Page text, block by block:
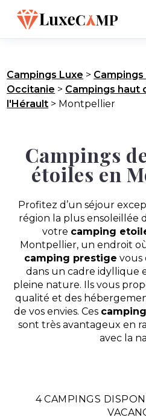
Campings Luxe >
Occitanie > Campings haut
l'Hérault > Montpellier
Campings
étoiles en
Profitez d’un séjour
région la plus ensoleillée
votre camping
Montpellier, un endroit
camping prestige vous
dans un cadre idyllique
pleine nature. Ils vous
qualité et des
de vos envies. Ces
sont très avantageux en
avec la
4 CAMPINGS